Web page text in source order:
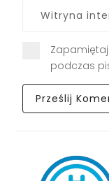
podczas